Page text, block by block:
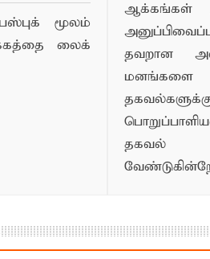
மூலம்
லைக்
ஆக்கங்கள் ,
தவறான
மனங்களை
தகவல்